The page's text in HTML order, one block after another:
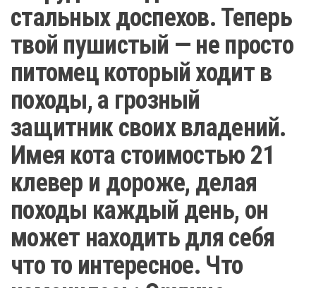
стальных доспехов. Теперь
твой пушистый — не просто
питомец который ходит в
походы, а грозный
защитник своих владений.
Имея кота стоимостью 21
клевер и дороже, делая
походы каждый день, он
может находить для себя
что то интересное. Что